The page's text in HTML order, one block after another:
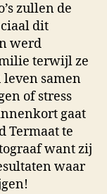
zullen de
dit
werd
terwijl ze
samen
of stress
gaat
Termaat te
want zij
waar